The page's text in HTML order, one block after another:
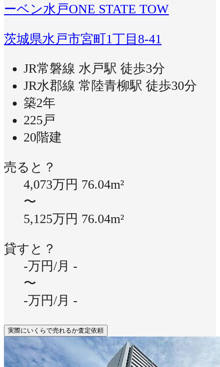
ーベン水戸ONE STATE TOW
茨城県水戸市宮町1丁目8-41
JR常磐線 水戸駅 徒歩3分
JR水郡線 常陸青柳駅 徒歩30分
築2年
225戸
20階建
売ると？
4,073万円 76.04m²
〜
5,125万円 76.04m²
貸すと？
-万円/月 -
〜
-万円/月 -
実際にいくらで売れるか査定依頼